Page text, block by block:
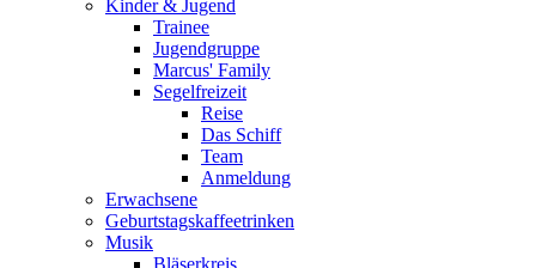
Kinder & Jugend
Trainee
Jugendgruppe
Marcus' Family
Segelfreizeit
Reise
Das Schiff
Team
Anmeldung
Erwachsene
Geburtstagskaffeetrinken
Musik
Bläserkreis